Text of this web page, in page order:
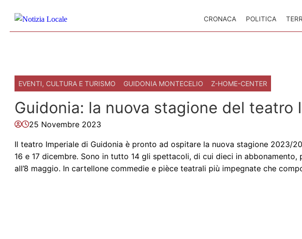
CRONACA POLITICA
EVENTI, CULTURA E TURISMO GUIDONIA MONTECELIO Z-HOME-CENTER
Guidonia: la nuova stagione del teatro
25 Novembre 2023
Il teatro Imperiale di Guidonia è pronto ad ospitare la nuova stagione 2023/
16 e 17 dicembre. Sono in tutto 14 gli spettacoli, di cui dieci in abbonamento,
all’8 maggio. In cartellone commedie e pièce teatrali più impegnate che